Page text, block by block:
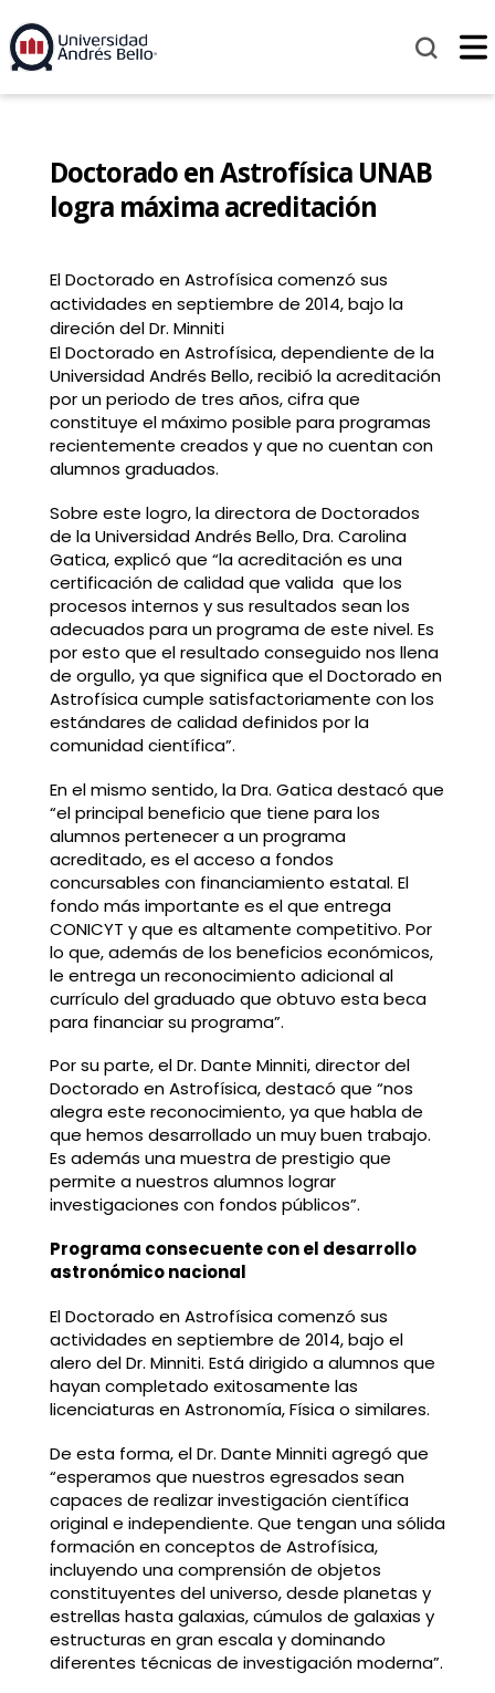
Doctorado en Astrofísica UNAB
logra máxima acreditación
El Doctorado en Astrofísica comenzó sus
actividades en septiembre de 2014, bajo la
direción del Dr. Minniti
El Doctorado en Astrofísica, dependiente de la
Universidad Andrés Bello, recibió la acreditación
por un periodo de tres años, cifra que
constituye el máximo posible para programas
recientemente creados y que no cuentan con
alumnos graduados.
Sobre este logro, la directora de Doctorados
de la Universidad Andrés Bello, Dra. Carolina
Gatica, explicó que “la acreditación es una
certificación de calidad que valida que los
procesos internos y sus resultados sean los
adecuados para un programa de este nivel. Es
por esto que el resultado conseguido nos llena
de orgullo, ya que significa que el Doctorado en
Astrofísica cumple satisfactoriamente con los
estándares de calidad definidos por la
comunidad científica”.
En el mismo sentido, la Dra. Gatica destacó que
“el principal beneficio que tiene para los
alumnos pertenecer a un programa
acreditado, es el acceso a fondos
concursables con financiamiento estatal. El
fondo más importante es el que entrega
CONICYT y que es altamente competitivo. Por
lo que, además de los beneficios económicos,
le entrega un reconocimiento adicional al
currículo del graduado que obtuvo esta beca
para financiar su programa”.
Por su parte, el Dr. Dante Minniti, director del
Doctorado en Astrofísica, destacó que “nos
alegra este reconocimiento, ya que habla de
que hemos desarrollado un muy buen trabajo.
Es además una muestra de prestigio que
permite a nuestros alumnos lograr
investigaciones con fondos públicos”.
Programa consecuente con el desarrollo
astronómico nacional
El Doctorado en Astrofísica comenzó sus
actividades en septiembre de 2014, bajo el
alero del Dr. Minniti. Está dirigido a alumnos que
hayan completado exitosamente las
licenciaturas en Astronomía, Física o similares.
De esta forma, el Dr. Dante Minniti agregó que
“esperamos que nuestros egresados sean
capaces de realizar investigación científica
original e independiente. Que tengan una sólida
formación en conceptos de Astrofísica,
incluyendo una comprensión de objetos
constituyentes del universo, desde planetas y
estrellas hasta galaxias, cúmulos de galaxias y
estructuras en gran escala y dominando
diferentes técnicas de investigación moderna”.